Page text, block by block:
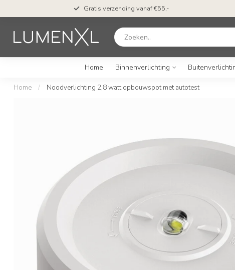
Gratis verzending vanaf €55,-
Home Binnenverlichting
Home / Noodverlichting 2,8 watt opbouwspot met autotest